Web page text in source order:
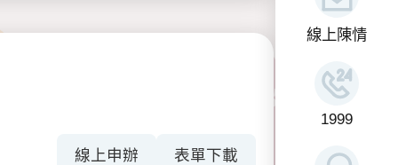
線上陳情
1999
線上申辦 表單下載